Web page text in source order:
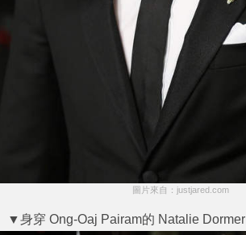
圖片來自：justjared.com
▼身穿 Ong-Oaj Pairam的 Natalie Dormer